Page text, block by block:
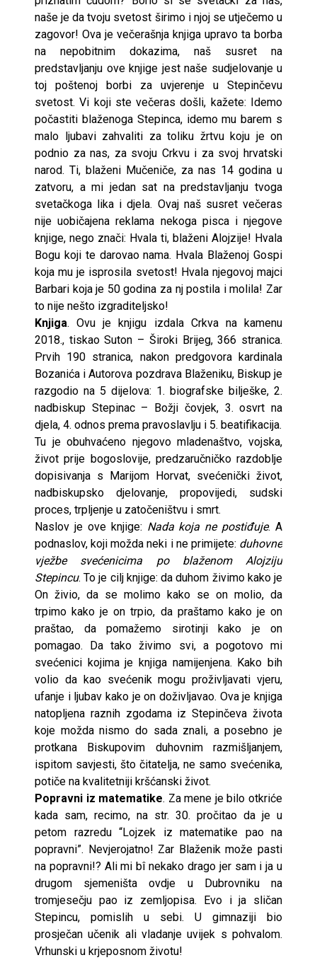
naše je da tvoju svetost širimo i njoj se utječemo u
zagovor! Ova je večerašnja knjiga upravo ta borba
na nepobitnim dokazima, naš susret na
predstavljanju ove knjige jest naše sudjelovanje u
toj poštenoj borbi za uvjerenje u Stepinčevu
svetost. Vi koji ste večeras došli, kažete: Idemo
počastiti blaženoga Stepinca, idemo mu barem s
malo ljubavi zahvaliti za toliku žrtvu koju je on
podnio za nas, za svoju Crkvu i za svoj hrvatski
narod. Ti, blaženi Mučeniče, za nas 14 godina u
zatvoru, a mi jedan sat na predstavljanju tvoga
svetačkoga lika i djela. Ovaj naš susret večeras
nije uobičajena reklama nekoga pisca i njegove
knjige, nego znači: Hvala ti, blaženi Alojzije! Hvala
Bogu koji te darovao nama. Hvala Blaženoj Gospi
koja mu je isprosila svetost! Hvala njegovoj majci
Barbari koja je 50 godina za nj postila i molila! Zar
to nije nešto izgraditeljsko!
Knjiga. Ovu je knjigu izdala Crkva na kamenu
2018., tiskao Suton – Široki Brijeg, 366 stranica.
Prvih 190 stranica, nakon predgovora kardinala
Bozanića i Autorova pozdrava Blaženiku, Biskup je
razgodio na 5 dijelova: 1. biografske bilješke, 2.
nadbiskup Stepinac – Božji čovjek, 3. osvrt na
djela, 4. odnos prema pravoslavlju i 5. beatifikacija.
Tu je obuhvaćeno njegovo mladenaštvo, vojska,
život prije bogoslovije, predzaručničko razdoblje
dopisivanja s Marijom Horvat, svećenički život,
nadbiskupsko djelovanje, propovijedi, sudski
proces, trpljenje u zatočeništvu i smrt.
Naslov je ove knjige: Nada koja ne postiđuje. A
podnaslov, koji možda neki i ne primijete: duhovne
vježbe svećenicima po blaženom Alojziju
Stepincu. To je cilj knjige: da duhom živimo kako je
On živio, da se molimo kako se on molio, da
trpimo kako je on trpio, da praštamo kako je on
praštao, da pomažemo sirotinji kako je on
pomagao. Da tako živimo svi, a pogotovo mi
svećenici kojima je knjiga namijenjena. Kako bih
volio da kao svećenik mogu proživljavati vjeru,
ufanje i ljubav kako je on doživljavao. Ova je knjiga
natopljena raznih zgodama iz Stepinčeva života
koje možda nismo do sada znali, a posebno je
protkana Biskupovim duhovnim razmišljanjem,
ispitom savjesti, što čitatelja, ne samo svećenika,
potiče na kvalitetniji kršćanski život.
Popravni iz matematike. Za mene je bilo otkriće
kada sam, recimo, na str. 30. pročitao da je u
petom razredu “Lojzek iz matematike pao na
popravni”. Nevjerojatno! Zar Blaženik može pasti
na popravni!? Ali mi bî nekako drago jer sam i ja u
drugom sjemeništa ovdje u Dubrovniku na
tromjesečju pao iz zemljopisa. Evo i ja sličan
Stepincu, pomislih u sebi. U gimnaziji bio
prosječan učenik ali vladanje uvijek s pohvalom.
Vrhunski u krjeposnom životu!